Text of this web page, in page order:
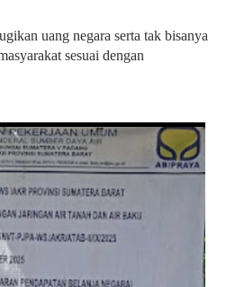
uang negara serta tak bisanya
sesuai dengan